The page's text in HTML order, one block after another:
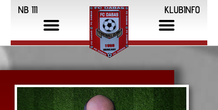
NB III KLUBINFO